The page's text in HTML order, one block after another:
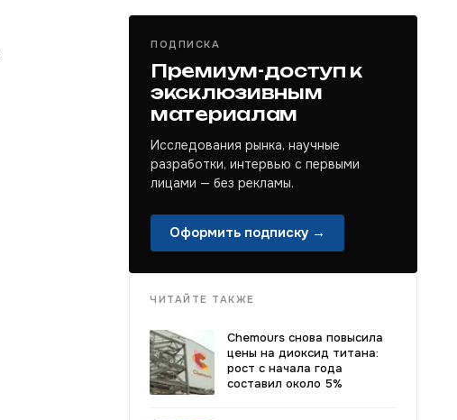
ПОДПИСКА
Премиум-доступ к
эксклюзивным
материалам
Исследования рынка, научные
разработки, интервью с первыми
лицами — без рекламы.
Оформить подписку →
ЧИТАЙТЕ ТАКЖЕ
Chemours снова повысила
цены на диоксид титана:
рост с начала года
составил около 5%